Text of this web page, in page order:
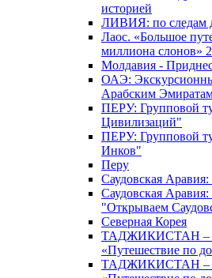
историей
ЛИВИЯ: по следам
Лаос. «Большое
миллиона слонов»
Молдавия -
ОАЭ:
Арабским
ПЕРУ: Групповой
Цивилизаций"
ПЕРУ: Групповой
Инков"
Перу
Саудовская
Саудовская
"Открываем
Северная Корея
ТАДЖИКИСТАН –
«Путешествие по
ТАДЖИКИСТАН –